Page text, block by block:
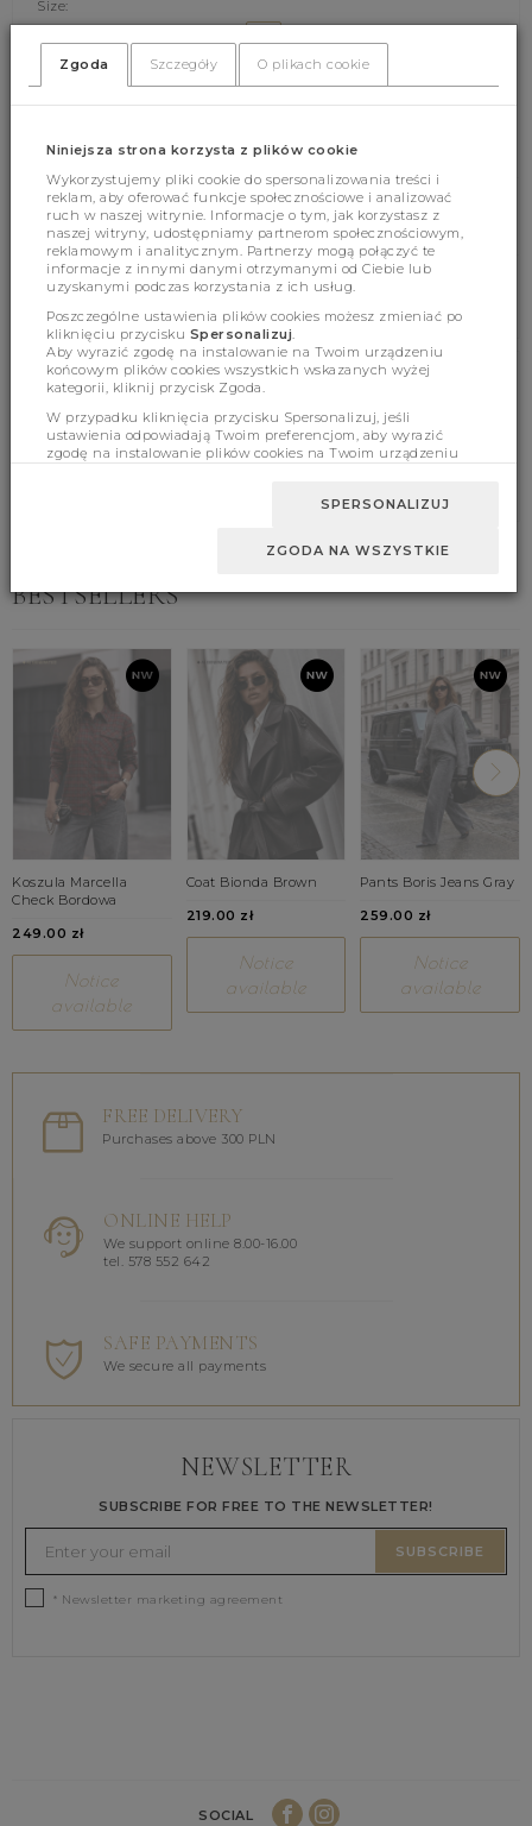
Size:
(374) (0)
Product features
BESTSELLERS
Koszula Marcella
Check Bordowa
249.00 zł
Notice
available
Coat Bionda Brown
219.00 zł
Notice
available
Pants Boris Jeans Gray
259.00 zł
Notice
available
FREE DELIVERY
Purchases above 300 PLN
ONLINE HELP
We support online 8.00-16.00
tel. 578 552 642
SAFE PAYMENTS
We secure all payments
NEWSLETTER
SUBSCRIBE FOR FREE TO THE NEWSLETTER!
SUBSCRIBE
* Newsletter marketing agreement
SOCIAL
Zgoda Szczegóły O plikach cookie
Niniejsza strona korzysta z plików cookie
Wykorzystujemy pliki cookie do spersonalizowania treści i
reklam, aby oferować funkcje społecznościowe i analizować
ruch w naszej witrynie. Informacje o tym, jak korzystasz z
naszej witryny, udostępniamy partnerom społecznościowym,
reklamowym i analitycznym. Partnerzy mogą połączyć te
informacje z innymi danymi otrzymanymi od Ciebie lub
uzyskanymi podczas korzystania z ich usług.
Poszczególne ustawienia plików cookies możesz zmieniać po
kliknięciu przycisku Spersonalizuj.
Aby wyrazić zgodę na instalowanie na Twoim urządzeniu
końcowym plików cookies wszystkich wskazanych wyżej
kategorii, kliknij przycisk Zgoda.
W przypadku kliknięcia przycisku Spersonalizuj, jeśli
ustawienia odpowiadają Twoim preferencjom, aby wyrazić
zgodę na instalowanie plików cookies na Twoim urządzeniu
SPERSONALIZUJ
ZGODA NA WSZYSTKIE